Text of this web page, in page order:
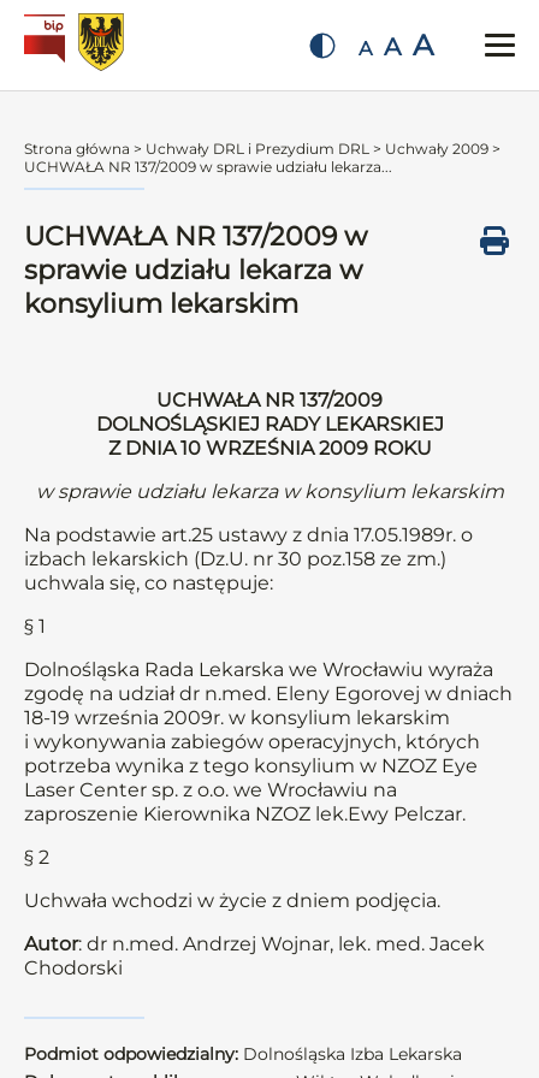
A A A
Strona główna > Uchwały DRL i Prezydium DRL > Uchwały 2009 >
UCHWAŁA NR 137/2009 w sprawie udziału lekarza...
UCHWAŁA NR 137/2009 w
sprawie udziału lekarza w
konsylium lekarskim
UCHWAŁA NR 137/2009
DOLNOŚLĄSKIEJ RADY LEKARSKIEJ
Z DNIA 10 WRZEŚNIA 2009 ROKU
w sprawie udziału lekarza w konsylium lekarskim
Na podstawie art.25 ustawy z dnia 17.05.1989r. o
izbach lekarskich (Dz.U. nr 30 poz.158 ze zm.)
uchwala się, co następuje:
§ 1
Dolnośląska Rada Lekarska we Wrocławiu wyraża
zgodę na udział dr n.med. Eleny Egorovej w dniach
18-19 września 2009r. w konsylium lekarskim
i wykonywania zabiegów operacyjnych, których
potrzeba wynika z tego konsylium w NZOZ Eye
Laser Center sp. z o.o. we Wrocławiu na
zaproszenie Kierownika NZOZ lek.Ewy Pelczar.
§ 2
Uchwała wchodzi w życie z dniem podjęcia.
Autor: dr n.med. Andrzej Wojnar, lek. med. Jacek
Chodorski
Podmiot odpowiedzialny: Dolnośląska Izba Lekarska